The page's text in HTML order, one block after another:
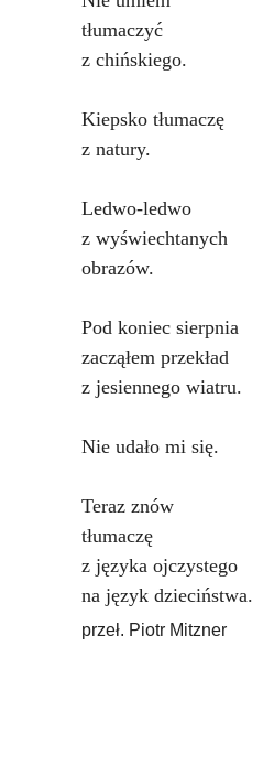
tłumaczyć
z chińskiego.
Kiepsko tłumaczę
z natury.
Ledwo-ledwo
z wyświechtanych
obrazów.
Pod koniec sierpnia
zacząłem przekład
z jesiennego wiatru.
Nie udało mi się.
Teraz znów
tłumaczę
z języka ojczystego
na język dzieciństwa.
przeł. Piotr Mitzner